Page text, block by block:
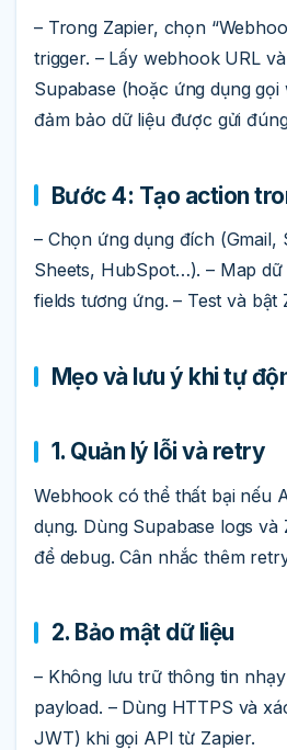
– Trong Zapier, chọn
trigger. – Lấy webhook URL
Supabase (hoặc ứng dụng
đảm bảo dữ liệu được gửi
Bước 4: Tạo action
– Chọn ứng dụng đích (Gmail,
Sheets, HubSpot…). – Map
fields tương ứng. – Test và bật
Mẹo và lưu ý khi tự
1. Quản lý lỗi và retry
Webhook có thể thất bại nếu
dụng. Dùng Supabase logs và
để debug. Cân nhắc thêm
2. Bảo mật dữ liệu
– Không lưu trữ thông tin
payload. – Dùng HTTPS và
JWT) khi gọi API từ Zapier.